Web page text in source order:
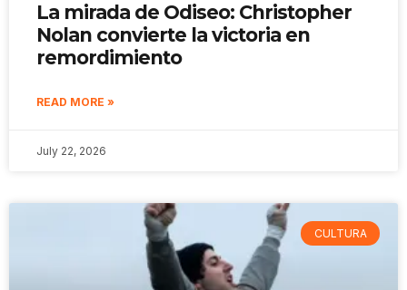
La mirada de Odiseo: Christopher
Nolan convierte la victoria en
remordimiento
READ MORE »
July 22, 2026
CULTURA